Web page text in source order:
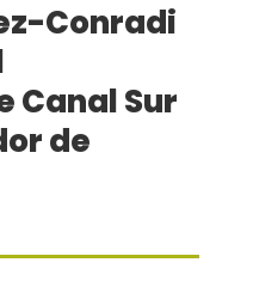
Conradi
Canal Sur
de